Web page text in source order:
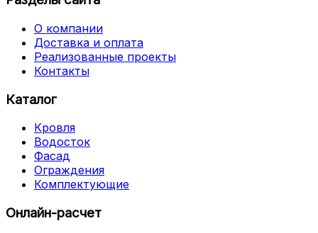
О компании
Доставка и оплата
Реализованные проекты
Контакты
Каталог
Кровля
Водосток
Фасад
Ограждения
Комплектующие
Онлайн-расчет